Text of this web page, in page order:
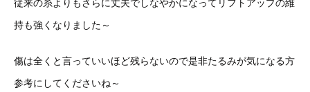
従来の糸よりもさらに丈夫でしなやかになってリフトアップの維
持も強くなりました～
傷は全くと言っていいほど残らないので是非たるみが気になる方
参考にしてくださいね～